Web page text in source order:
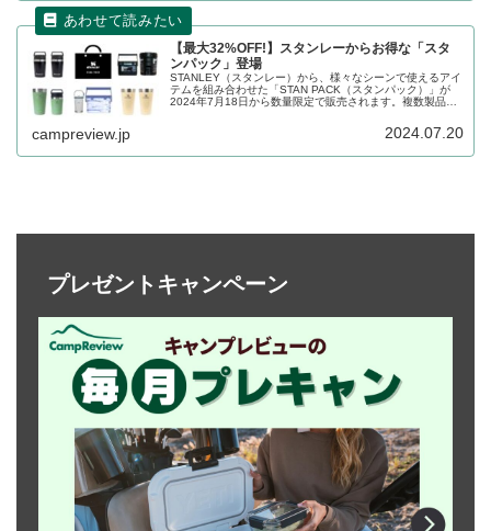
【最大32%OFF!】スタンレーからお得な「スタ
ンパック」登場
STANLEY（スタンレー）から、様々なシーンで使えるアイ
テムを組み合わせた「STAN PACK（スタンパック）」が
2024年7月18日から数量限定で販売されます。複数製品が
格設定となっています。詳細をレビューします。
campreview.jp 2024.07.20
プレゼントキャンペーン